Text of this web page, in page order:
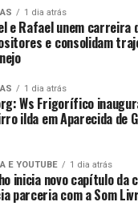
1 dia atrás
e Rafael unem
e consolidam
1 dia atrás
Ws Frigorífico
ilda em Aparecida de
E YOUTUBE 1 dia atrás
inicia novo capítulo da
parceria com a Som